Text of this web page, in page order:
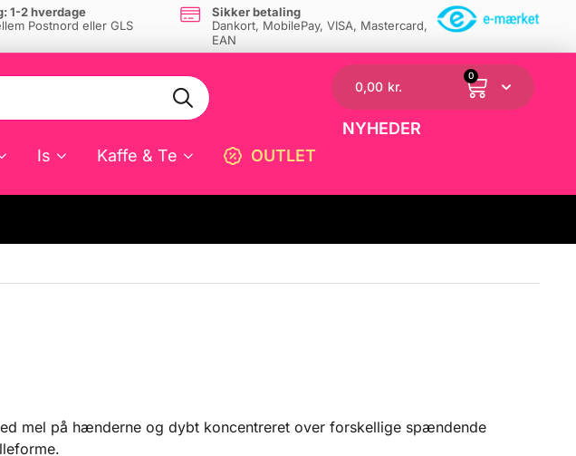
1-2 hverdage
Postnord eller GLS
Sikker betaling
Dankort, MobilePay, VISA, Mastercard,
EAN
Is Kaffe & Te OUTLET
0,00 kr.
0
NYHEDER
mel på hænderne og dybt koncentreret over forskellige spændende